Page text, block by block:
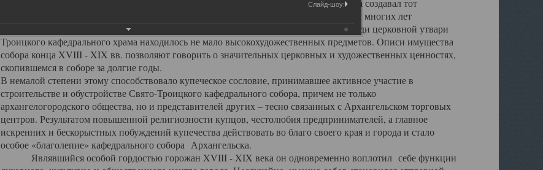
шитьем, многочисленными предметами церковной утвари интерьер Троицкого храма создавал тот
неповторимый красочный ансамбль декоративного убранства собора, на протяжении многих лет
поражающий воображение своих посетителей. В соборной ризнице, библиотеке, среди церковной утвари
Троицкого кафедрального храма находилось не мало высокохудожественных предметов. Описи имущества
собора конца XVIII - XIX вв. позволяют говорить о значительных церковных и художественных ценностях,
скопившемся в соборе за долгие годы.
В немалой степени этому способствовало купеческое сословие, принимавшее активное участие в
строительстве и обустройстве Свято-Троицкого кафедрального собора, причем не только
архангелогородского общества, но и представителей других – тесно связанных с Архангельском торговых
центров. Результатом повышенной религиозности купцов, честолюбия предпринимателей, а главное
искренних и бескорыстных побуждений купечества действовать во благо своего края и города и стало
особое «благолепие» кафедрального собора Архангельска.
Являвшийся особой гордостью горожан XVIII - XIX века он одновременно воплотил себе функции
Слайд-шоу: